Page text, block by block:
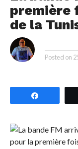
première
de la
Posted on